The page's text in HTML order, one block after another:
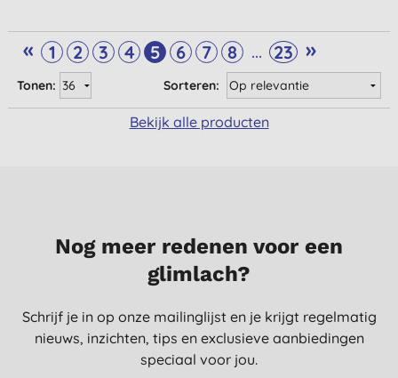
« 1 2 3 4 5 6 7 8 ... 23 »
Sorteren:
Tonen:
Bekijk alle producten
Nog meer redenen voor een
glimlach?
Schrijf je in op onze mailinglijst en je krijgt regelmatig
nieuws, inzichten, tips en exclusieve aanbiedingen
speciaal voor jou.